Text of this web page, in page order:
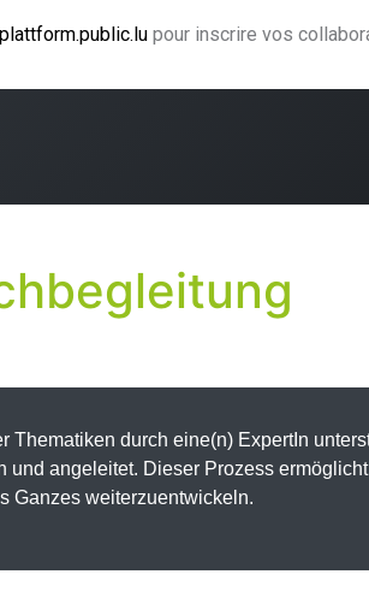
plattform.public.lu pour inscrire vos
durch eine(n) ExpertIn
angeleitet. Dieser Prozess
Ganzes weiterzuentwickeln.